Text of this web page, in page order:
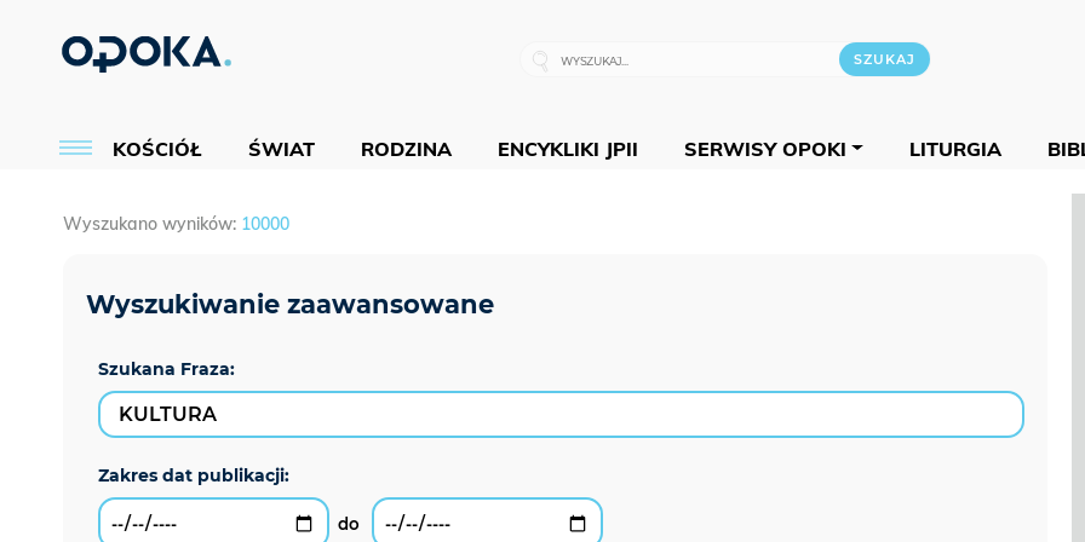
KOŚCIÓŁ ŚWIAT RODZINA ENCYKLIKI JPII SERWISY OPOKI LITURGIA
Wyszukano wyników: 10000
Szukana Fraza: